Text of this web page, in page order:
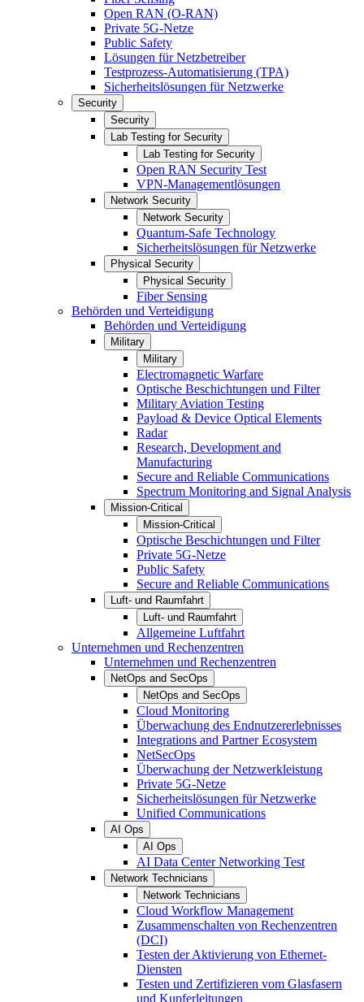
Open RAN (O-RAN)
Private 5G-Netze
Public Safety
Lösungen für Netzbetreiber
Testprozess-Automatisierung (TPA)
Sicherheitslösungen für Netzwerke
Security
Security
Lab Testing for Security
Lab Testing for Security
Open RAN Security Test
VPN-Managementlösungen
Network Security
Network Security
Quantum-Safe Technology
Sicherheitslösungen für Netzwerke
Physical Security
Physical Security
Fiber Sensing
Behörden und Verteidigung
Behörden und Verteidigung
Military
Military
Electromagnetic Warfare
Optische Beschichtungen und Filter
Military Aviation Testing
Payload & Device Optical Elements
Radar
Research, Development and
Manufacturing
Secure and Reliable Communications
Spectrum Monitoring and Signal Analysis
Mission-Critical
Mission-Critical
Optische Beschichtungen und Filter
Private 5G-Netze
Public Safety
Secure and Reliable Communications
Luft- und Raumfahrt
Luft- und Raumfahrt
Allgemeine Luftfahrt
Unternehmen und Rechenzentren
Unternehmen und Rechenzentren
NetOps and SecOps
NetOps and SecOps
Cloud Monitoring
Überwachung des Endnutzererlebnisses
Integrations and Partner Ecosystem
NetSecOps
Überwachung der Netzwerkleistung
Private 5G-Netze
Sicherheitslösungen für Netzwerke
Unified Communications
AI Ops
AI Ops
AI Data Center Networking Test
Network Technicians
Network Technicians
Cloud Workflow Management
Zusammenschalten von Rechenzentren
(DCI)
Testen der Aktivierung von Ethernet-
Diensten
Testen und Zertifizieren vom Glasfasern
und Kupferleitungen